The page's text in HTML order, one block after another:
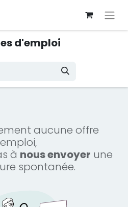
d'emploi
aucune offre
à nous envoyer une
spontanée.